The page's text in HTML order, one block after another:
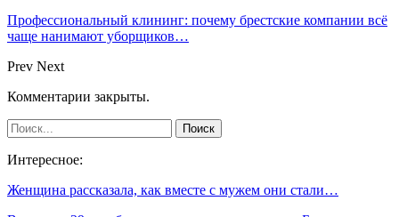
Профессиональный клининг: почему брестские компании всё
чаще нанимают уборщиков…
Prev Next
Комментарии закрыты.
Интересное:
Женщина рассказала, как вместе с мужем они стали…